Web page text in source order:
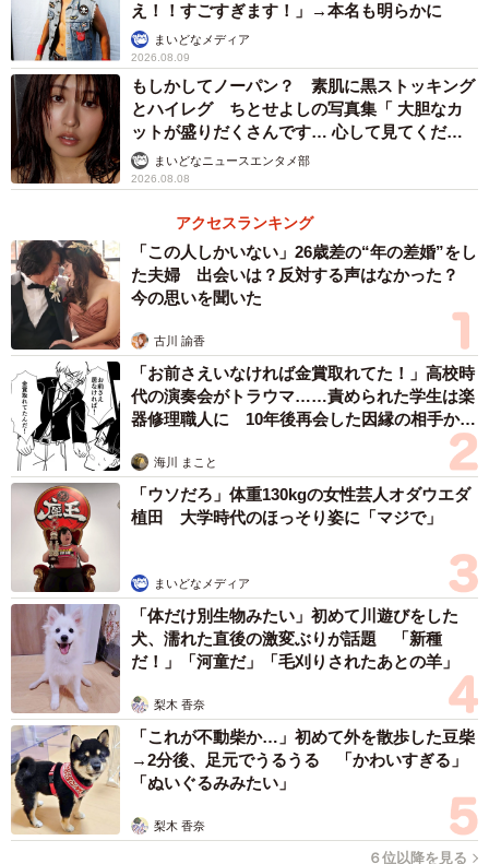
え！！すごすぎます！」→本名も明らかに
まいどなメディア
2026.08.09
もしかしてノーパン？ 素肌に黒ストッキング
とハイレグ ちとせよしの写真集「 大胆なカ
ットが盛りだくさんです… 心して見てくださ
い」まいどなニュースエンタメ部
2026.08.08
アクセスランキング
「この人しかいない」26歳差の“年の差婚”をし
た夫婦 出会いは？反対する声はなかった？
今の思いを聞いた
古川 諭香
「お前さえいなければ金賞取れてた！」高校時
代の演奏会がトラウマ……責められた学生は楽
器修理職人に 10年後再会した因縁の相手から
海川 まこと
「ウソだろ」体重130kgの女性芸人オダウエダ
植田 大学時代のほっそり姿に「マジで」
まいどなメディア
「体だけ別生物みたい」初めて川遊びをした
犬、濡れた直後の激変ぶりが話題 「新種
だ！」「河童だ」「毛刈りされたあとの羊」
梨木 香奈
「これが不動柴か…」初めて外を散歩した豆柴
→2分後、足元でうるうる 「かわいすぎる」
「ぬいぐるみみたい」
梨木 香奈
６位以降を見る